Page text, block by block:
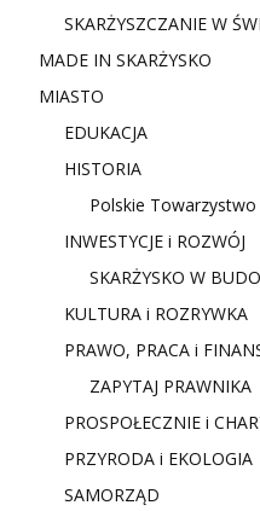
SKARŻYSZCZANIE W
MADE IN SKARŻYSKO
MIASTO
EDUKACJA
HISTORIA
Polskie
INWESTYCJE i ROZWÓJ
SKARŻYSKO W
KULTURA i ROZRYWKA
PRAWO, PRACA i
ZAPYTAJ PRAWNIKA
PROSPOŁECZNIE i
PRZYRODA i EKOLOGIA
SAMORZĄD